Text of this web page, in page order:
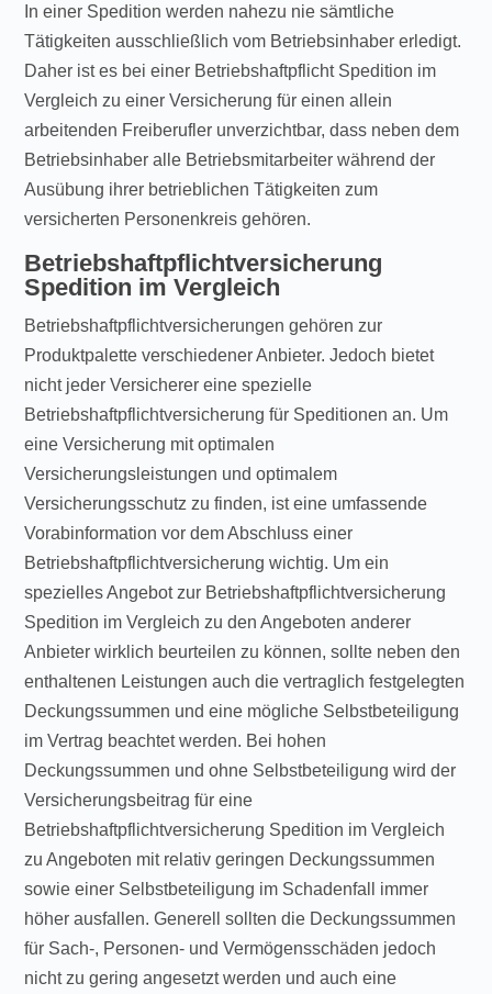
In einer Spedition werden nahezu nie sämtliche
Tätigkeiten ausschließlich vom Betriebsinhaber erledigt.
Daher ist es bei einer Betriebshaftpflicht Spedition im
Vergleich zu einer Versicherung für einen allein
arbeitenden Freiberufler unverzichtbar, dass neben dem
Betriebsinhaber alle Betriebsmitarbeiter während der
Ausübung ihrer betrieblichen Tätigkeiten zum
versicherten Personenkreis gehören.
Betriebshaftpflichtversicherung
Spedition im Vergleich
Betriebshaftpflichtversicherungen gehören zur
Produktpalette verschiedener Anbieter. Jedoch bietet
nicht jeder Versicherer eine spezielle
Betriebshaftpflichtversicherung für Speditionen an. Um
eine Versicherung mit optimalen
Versicherungsleistungen und optimalem
Versicherungsschutz zu finden, ist eine umfassende
Vorabinformation vor dem Abschluss einer
Betriebshaftpflichtversicherung wichtig. Um ein
spezielles Angebot zur Betriebshaftpflichtversicherung
Spedition im Vergleich zu den Angeboten anderer
Anbieter wirklich beurteilen zu können, sollte neben den
enthaltenen Leistungen auch die vertraglich festgelegten
Deckungssummen und eine mögliche Selbstbeteiligung
im Vertrag beachtet werden. Bei hohen
Deckungssummen und ohne Selbstbeteiligung wird der
Versicherungsbeitrag für eine
Betriebshaftpflichtversicherung Spedition im Vergleich
zu Angeboten mit relativ geringen Deckungssummen
sowie einer Selbstbeteiligung im Schadenfall immer
höher ausfallen. Generell sollten die Deckungssummen
für Sach-, Personen- und Vermögensschäden jedoch
nicht zu gering angesetzt werden und auch eine